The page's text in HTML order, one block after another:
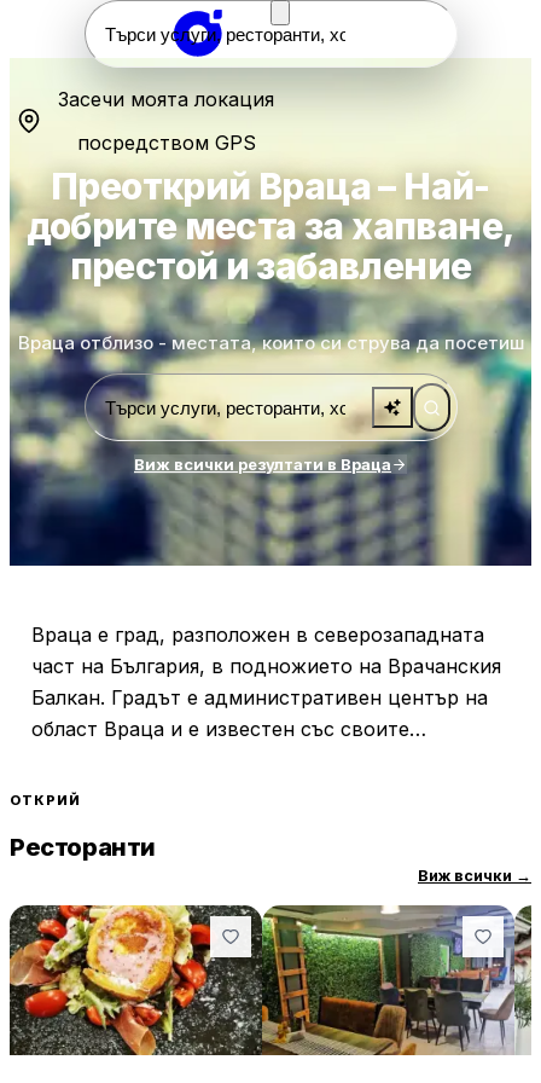
Преоткрий Враца – Най-
добрите места за хапване,
престой и забавление
Враца отблизо - местата, които си струва да посетиш
Засечи моята локация
посредством GPS
Виж всички резултати в Враца
Враца е град, разположен в северозападната
част на България, в подножието на Врачанския
Балкан. Градът е административен център на
област Враца и е известен със своите
забележителности. Враца играе важна роля в
център за туризъм и промишленост.
Една от най-известните забележителности на
Враца е природният парк „Врачански Балкан“,
който предлага разнообразие от туристически
маршрути и възможности за еко туризъм.
Паркът е дом на уникални карстови
ОТКРИЙ
Ресторанти
Виж всички →